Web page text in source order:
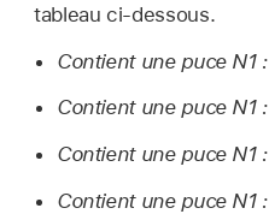
tableau ci-dessous.
Contient une puce N1 :
Contient une puce N1 :
Contient une puce N1 :
Contient une puce N1 :